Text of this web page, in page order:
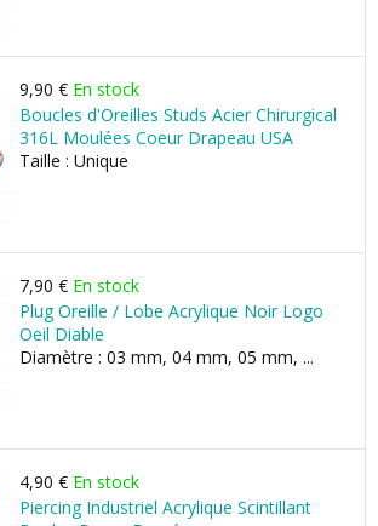
9,90 € En stock
Boucles d'Oreilles Studs Acier Chirurgical
316L Moulées Coeur Drapeau USA
Taille : Unique
7,90 € En stock
Plug Oreille / Lobe Acrylique Noir Logo
Oeil Diable
Diamètre : 03 mm, 04 mm, 05 mm, ...
4,90 € En stock
Piercing Industriel Acrylique Scintillant